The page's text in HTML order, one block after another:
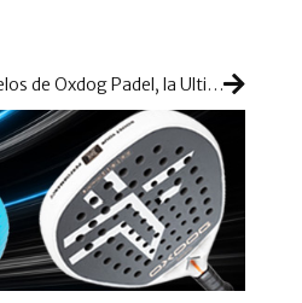
Al detalle dos de los modelos de Oxdog Padel, la Ultimate Match y la Ultimate Tour Hes-Carbon